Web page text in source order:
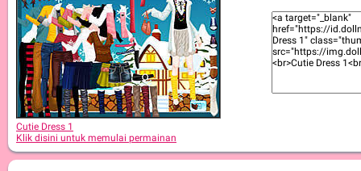
Cutie Dress 1
Klik disini untuk memulai permainan